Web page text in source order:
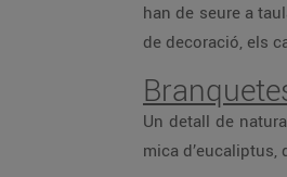
han de seure a
de decoració, els
Un detall de
mica